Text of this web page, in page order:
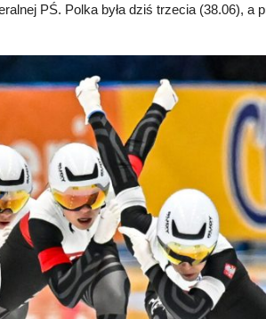
PŚ. Polka była dziś trzecia (38.06), a